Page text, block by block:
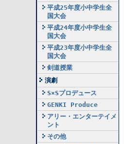
平成25年度小中学生全
国大会
平成24年度小中学生全
国大会
平成23年度小中学生全
国大会
剣道授業
演劇
S×Sプロデュース
GENKI Produce
アリー・エンターテイメ
ント
その他